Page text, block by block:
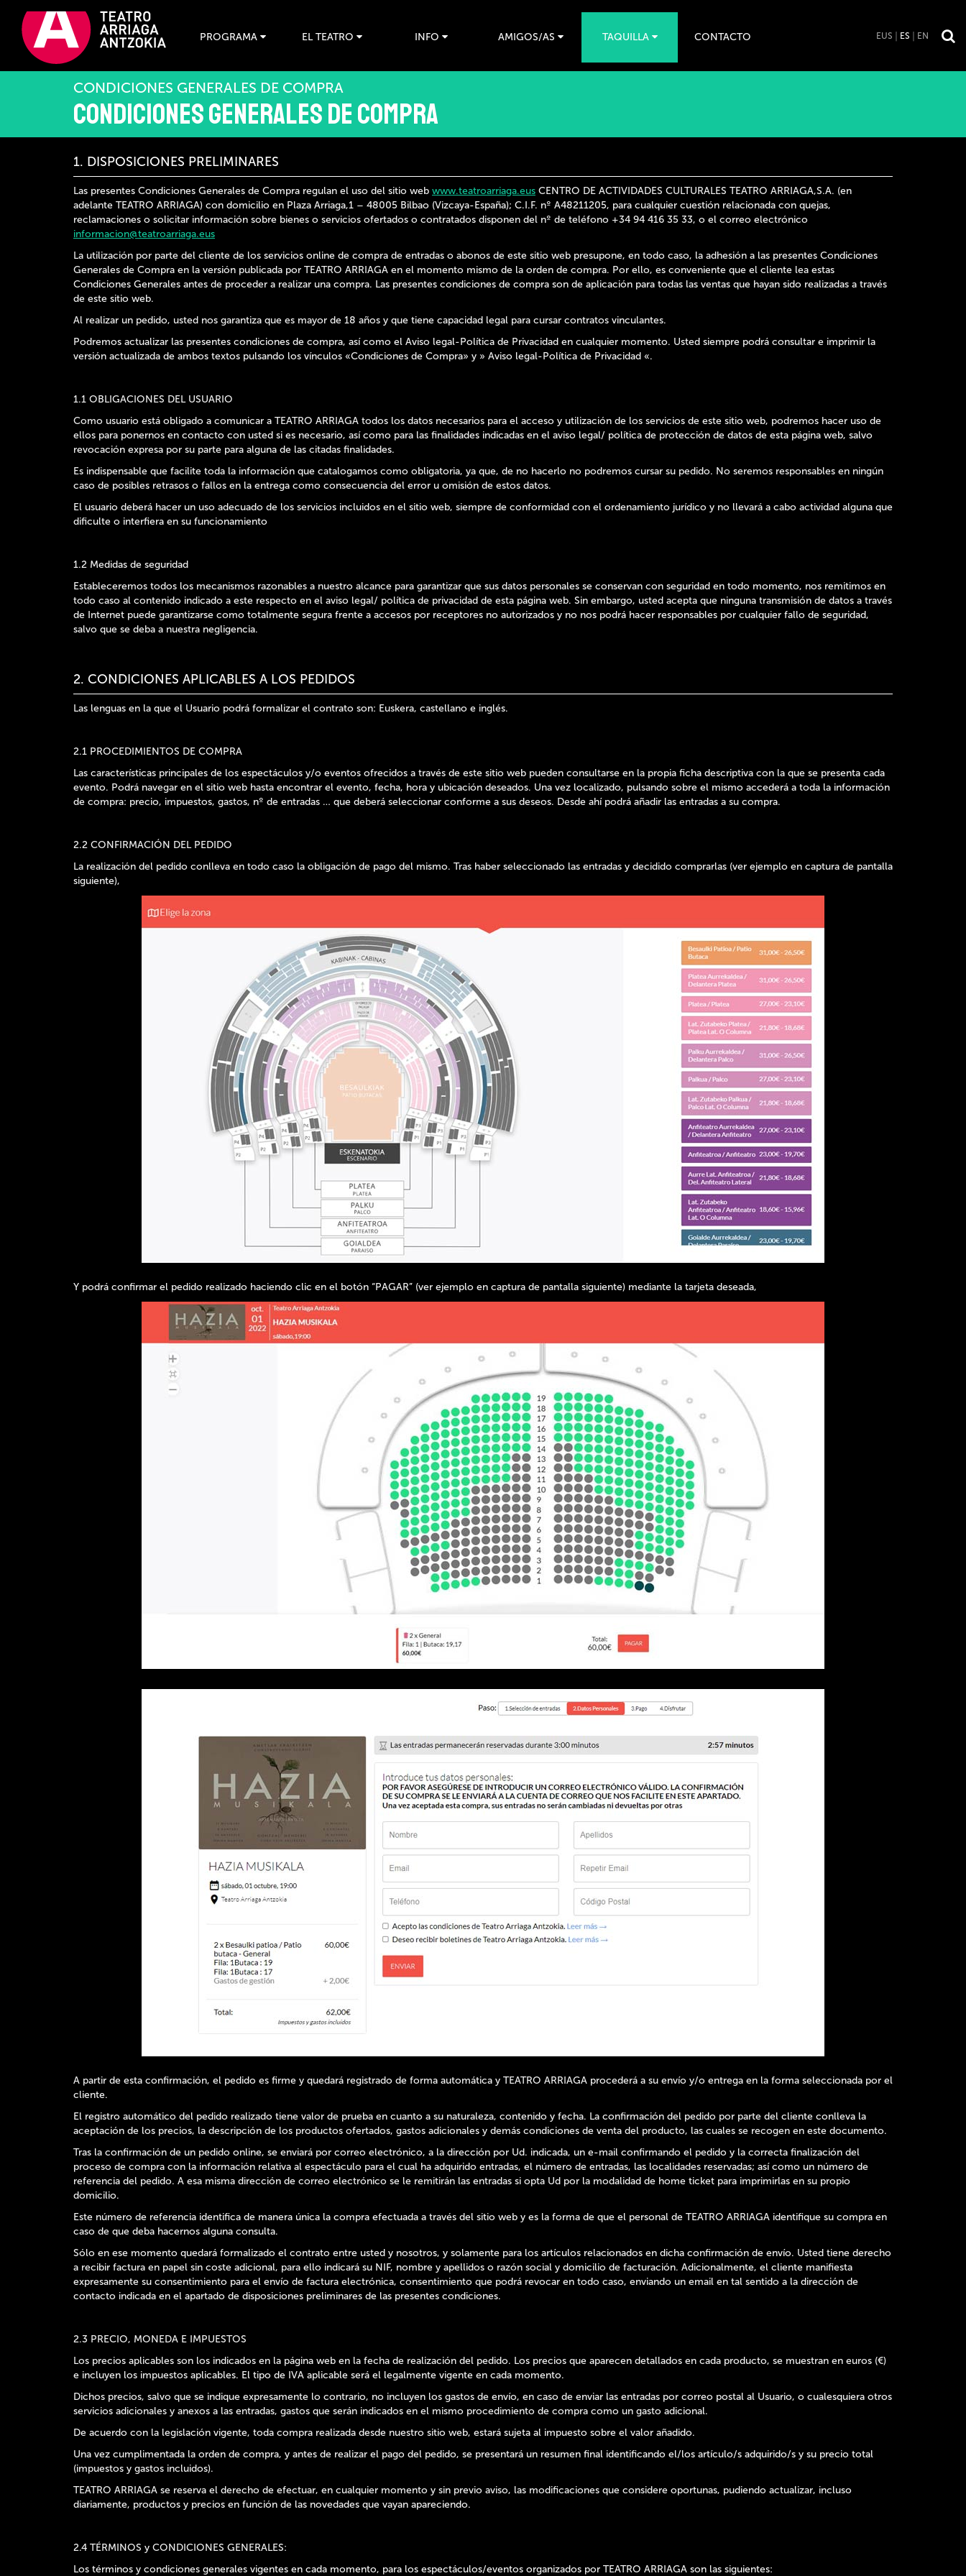
PROGRAMA EL TEATRO INFO AMIGOS/AS TAQUILLA CONTACTO EUS ES EN
CONDICIONES GENERALES DE COMPRA
Condiciones Generales de Compra
1. DISPOSICIONES PRELIMINARES
Las presentes Condiciones Generales de Compra regulan el uso del sitio web www.teatroarriaga.eus CENTRO DE ACTIVIDADES CULTURALES TEATRO ARRIAGA,S.A. (en
adelante TEATRO ARRIAGA) con domicilio en Plaza Arriaga,1 – 48005 Bilbao (Vizcaya-España); C.I.F. nº A48211205, para cualquier cuestión relacionada con quejas,
reclamaciones o solicitar información sobre bienes o servicios ofertados o contratados disponen del nº de teléfono +34 94 416 35 33, o el correo electrónico
informacion@teatroarriaga.eus
La utilización por parte del cliente de los servicios online de compra de entradas o abonos de este sitio web presupone, en todo caso, la adhesión a las presentes Condiciones
Generales de Compra en la versión publicada por TEATRO ARRIAGA en el momento mismo de la orden de compra. Por ello, es conveniente que el cliente lea estas
Condiciones Generales antes de proceder a realizar una compra. Las presentes condiciones de compra son de aplicación para todas las ventas que hayan sido realizadas a través
de este sitio web.
Al realizar un pedido, usted nos garantiza que es mayor de 18 años y que tiene capacidad legal para cursar contratos vinculantes.
Podremos actualizar las presentes condiciones de compra, así como el Aviso legal-Política de Privacidad en cualquier momento. Usted siempre podrá consultar e imprimir la
versión actualizada de ambos textos pulsando los vínculos «Condiciones de Compra» y » Aviso legal-Política de Privacidad «.
1.1 OBLIGACIONES DEL USUARIO
Como usuario está obligado a comunicar a TEATRO ARRIAGA todos los datos necesarios para el acceso y utilización de los servicios de este sitio web, podremos hacer uso de
ellos para ponernos en contacto con usted si es necesario, así como para las finalidades indicadas en el aviso legal/ política de protección de datos de esta página web, salvo
revocación expresa por su parte para alguna de las citadas finalidades.
Es indispensable que facilite toda la información que catalogamos como obligatoria, ya que, de no hacerlo no podremos cursar su pedido. No seremos responsables en ningún
caso de posibles retrasos o fallos en la entrega como consecuencia del error u omisión de estos datos.
El usuario deberá hacer un uso adecuado de los servicios incluidos en el sitio web, siempre de conformidad con el ordenamiento jurídico y no llevará a cabo actividad alguna que
dificulte o interfiera en su funcionamiento
1.2 Medidas de seguridad
Estableceremos todos los mecanismos razonables a nuestro alcance para garantizar que sus datos personales se conservan con seguridad en todo momento, nos remitimos en
todo caso al contenido indicado a este respecto en el aviso legal/ política de privacidad de esta página web. Sin embargo, usted acepta que ninguna transmisión de datos a través
de Internet puede garantizarse como totalmente segura frente a accesos por receptores no autorizados y no nos podrá hacer responsables por cualquier fallo de seguridad,
salvo que se deba a nuestra negligencia.
2. CONDICIONES APLICABLES A LOS PEDIDOS
Las lenguas en la que el Usuario podrá formalizar el contrato son: Euskera, castellano e inglés.
2.1 PROCEDIMIENTOS DE COMPRA
Las características principales de los espectáculos y/o eventos ofrecidos a través de este sitio web pueden consultarse en la propia ficha descriptiva con la que se presenta cada
evento. Podrá navegar en el sitio web hasta encontrar el evento, fecha, hora y ubicación deseados. Una vez localizado, pulsando sobre el mismo accederá a toda la información
de compra: precio, impuestos, gastos, nº de entradas … que deberá seleccionar conforme a sus deseos. Desde ahí podrá añadir las entradas a su compra.
2.2 CONFIRMACIÓN DEL PEDIDO
La realización del pedido conlleva en todo caso la obligación de pago del mismo. Tras haber seleccionado las entradas y decidido comprarlas (ver ejemplo en captura de pantalla
siguiente),
Y podrá confirmar el pedido realizado haciendo clic en el botón “PAGAR” (ver ejemplo en captura de pantalla siguiente) mediante la tarjeta deseada,
A partir de esta confirmación, el pedido es firme y quedará registrado de forma automática y TEATRO ARRIAGA procederá a su envío y/o entrega en la forma seleccionada por el
cliente.
El registro automático del pedido realizado tiene valor de prueba en cuanto a su naturaleza, contenido y fecha. La confirmación del pedido por parte del cliente conlleva la
aceptación de los precios, la descripción de los productos ofertados, gastos adicionales y demás condiciones de venta del producto, las cuales se recogen en este documento.
Tras la confirmación de un pedido online, se enviará por correo electrónico, a la dirección por Ud. indicada, un e-mail confirmando el pedido y la correcta finalización del
proceso de compra con la información relativa al espectáculo para el cual ha adquirido entradas, el número de entradas, las localidades reservadas; así como un número de
referencia del pedido. A esa misma dirección de correo electrónico se le remitirán las entradas si opta Ud por la modalidad de home ticket para imprimirlas en su propio
domicilio.
Este número de referencia identifica de manera única la compra efectuada a través del sitio web y es la forma de que el personal de TEATRO ARRIAGA identifique su compra en
caso de que deba hacernos alguna consulta.
Sólo en ese momento quedará formalizado el contrato entre usted y nosotros, y solamente para los artículos relacionados en dicha confirmación de envío. Usted tiene derecho
a recibir factura en papel sin coste adicional, para ello indicará su NIF, nombre y apellidos o razón social y domicilio de facturación. Adicionalmente, el cliente manifiesta
expresamente su consentimiento para el envío de factura electrónica, consentimiento que podrá revocar en todo caso, enviando un email en tal sentido a la dirección de
contacto indicada en el apartado de disposiciones preliminares de las presentes condiciones.
2.3 PRECIO, MONEDA E IMPUESTOS
Los precios aplicables son los indicados en la página web en la fecha de realización del pedido. Los precios que aparecen detallados en cada producto, se muestran en euros (€)
e incluyen los impuestos aplicables. El tipo de IVA aplicable será el legalmente vigente en cada momento.
Dichos precios, salvo que se indique expresamente lo contrario, no incluyen los gastos de envío, en caso de enviar las entradas por correo postal al Usuario, o cualesquiera otros
servicios adicionales y anexos a las entradas, gastos que serán indicados en el mismo procedimiento de compra como un gasto adicional.
De acuerdo con la legislación vigente, toda compra realizada desde nuestro sitio web, estará sujeta al impuesto sobre el valor añadido.
Una vez cumplimentada la orden de compra, y antes de realizar el pago del pedido, se presentará un resumen final identificando el/los artículo/s adquirido/s y su precio total
(impuestos y gastos incluidos).
TEATRO ARRIAGA se reserva el derecho de efectuar, en cualquier momento y sin previo aviso, las modificaciones que considere oportunas, pudiendo actualizar, incluso
diariamente, productos y precios en función de las novedades que vayan apareciendo.
2.4 TÉRMINOS y CONDICIONES GENERALES:
Los términos y condiciones generales vigentes en cada momento, para los espectáculos/eventos organizados por TEATRO ARRIAGA son las siguientes: